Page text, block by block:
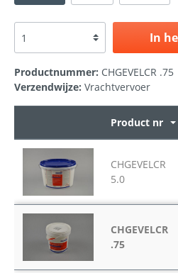
In
Productnummer: CHGEVELCR .75
Verzendwijze: Vrachtvervoer
Product nr
CHGEVELCR
5.0
CHGEVELCR
.75